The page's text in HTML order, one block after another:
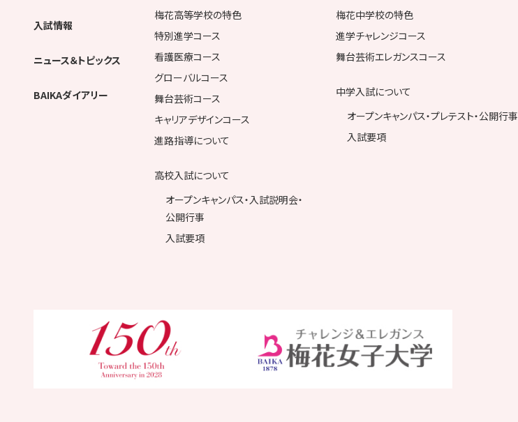
入試情報
ニュース＆トピックス
BAIKAダイアリー
梅花高等学校の特色
特別進学コース
看護医療コース
グローバルコース
舞台芸術コース
キャリアデザインコース
進路指導について
高校入試について
オープンキャンパス・入試説明会・
公開行事
入試要項
梅花中学校の特色
進学チャレンジコース
舞台芸術エレガンスコース
中学入試について
オープンキャンパス・プレテスト・公開行事
入試要項